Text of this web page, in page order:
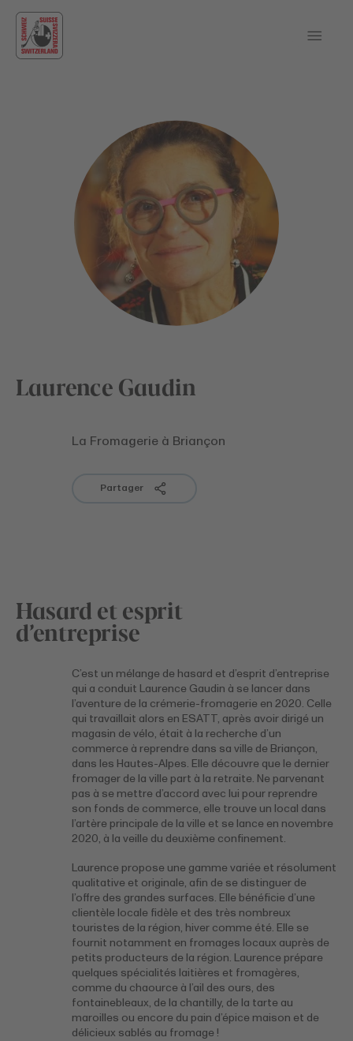
Laurence Gaudin
La Fromagerie à Briançon
Partager
Hasard et esprit
d’entreprise
C’est un mélange de hasard et d’esprit d’entreprise
qui a conduit Laurence Gaudin à se lancer dans
l’aventure de la crémerie-fromagerie en 2020. Celle
qui travaillait alors en ESATT, après avoir dirigé un
magasin de vélo, était à la recherche d’un
commerce à reprendre dans sa ville de Briançon,
dans les Hautes-Alpes. Elle découvre que le dernier
fromager de la ville part à la retraite. Ne parvenant
pas à se mettre d’accord avec lui pour reprendre
son fonds de commerce, elle trouve un local dans
l’artère principale de la ville et se lance en novembre
2020, à la veille du deuxième confinement.
Laurence propose une gamme variée et résolument
qualitative et originale, afin de se distinguer de
l’offre des grandes surfaces. Elle bénéficie d’une
clientèle locale fidèle et des très nombreux
touristes de la région, hiver comme été. Elle se
fournit notamment en fromages locaux auprès de
petits producteurs de la région. Laurence prépare
quelques spécialités laitières et fromagères,
comme du chaource à l’ail des ours, des
fontainebleaux, de la chantilly, de la tarte au
maroilles ou encore du pain d’épice maison et de
délicieux sablés au fromage !